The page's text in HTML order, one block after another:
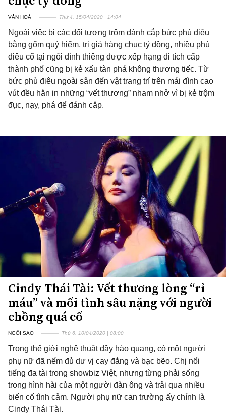
VĂN HOÁ Thứ 4, 15/04/2020 | 14:04
Ngoài việc bị các đối tượng trộm đánh cắp bức phù điêu
bằng gốm quý hiếm, trị giá hàng chục tỷ đồng, nhiều phù
điêu cổ tại ngôi đình thiêng được xếp hạng di tích cấp
thành phố cũng bị kẻ xấu tàn phá không thương tiếc. Từ
bức phù điêu ngoài sân đến vật trang trí trên mái đình cao
vút đều hằn in những “vết thương” nham nhở vì bị kẻ trộm
đục, nạy, phá để đánh cắp.
Cindy Thái Tài: Vết thương lòng “rỉ
máu” và mối tình sâu nặng với người
chồng quá cố
NGÔI SAO Thứ 6, 10/04/2020 | 08:00
Trong thế giới nghệ thuật đầy hào quang, có một người
phụ nữ đã nếm đủ dư vị cay đắng và bạc bẽo. Chị nổi
tiếng đa tài trong showbiz Việt, nhưng từng phải sống
trong hình hài của một người đàn ông và trải qua nhiều
biến cố tình cảm. Người phụ nữ can trường ấy chính là
Cindy Thái Tài.